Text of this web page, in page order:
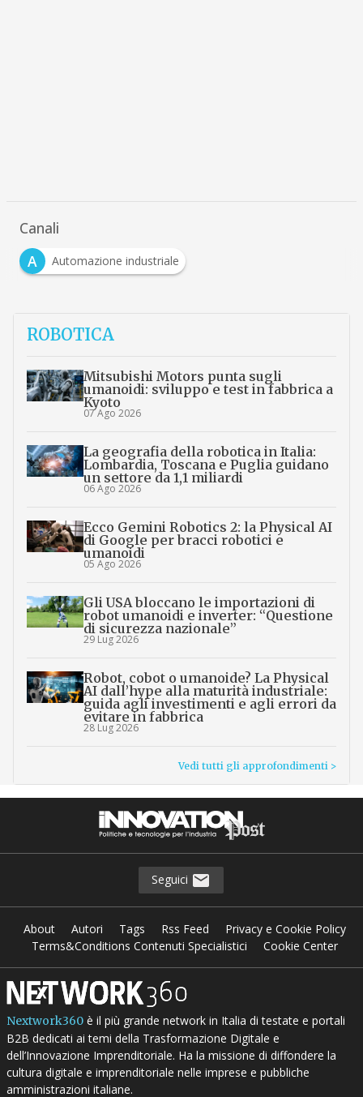
Canali
A
Automazione industriale
ROBOTICA
Mitsubishi Motors punta sugli
umanoidi: sviluppo e test in fabbrica a
Kyoto
07 Ago 2026
La geografia della robotica in Italia:
Lombardia, Toscana e Puglia guidano
un settore da 1,1 miliardi
06 Ago 2026
Ecco Gemini Robotics 2: la Physical AI
di Google per bracci robotici e
umanoidi
05 Ago 2026
Gli USA bloccano le importazioni di
robot umanoidi e inverter: “Questione
di sicurezza nazionale”
29 Lug 2026
Robot, cobot o umanoide? La Physical
AI dall’hype alla maturità industriale:
guida agli investimenti e agli errori da
evitare in fabbrica
28 Lug 2026
Vedi tutti gli approfondimenti >
Seguici
About Autori Tags Rss Feed
Privacy e Cookie Policy
Terms&Conditions Contenuti Specialistici
Cookie Center
Nextwork360è il più grande network in Italia di testate e portali
B2B dedicati ai temi della Trasformazione Digitale e
dell’Innovazione Imprenditoriale. Ha la missione di diffondere la
cultura digitale e imprenditoriale nelle imprese e pubbliche
amministrazioni italiane.